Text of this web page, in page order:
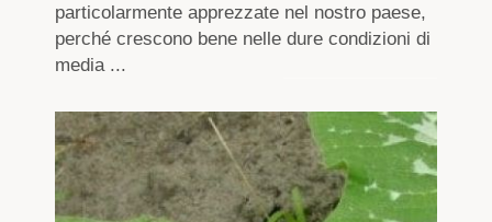
particolarmente apprezzate nel nostro paese,
perché crescono bene nelle dure condizioni di
media ...